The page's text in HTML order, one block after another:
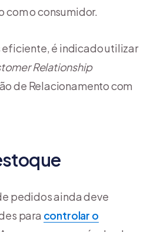
o consumidor.
eficiente, é indicado utilizar
Relationship
de Relacionamento com
pedidos ainda deve
para controlar o